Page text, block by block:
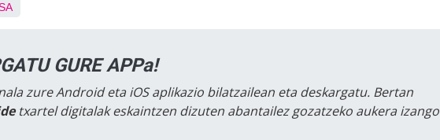
GURE APPa!
zure Android eta iOS aplikazio bilatzailean eta deskargatu. Bertan
txartel digitalak eskaintzen dizuten abantailez gozatzeko aukera izango